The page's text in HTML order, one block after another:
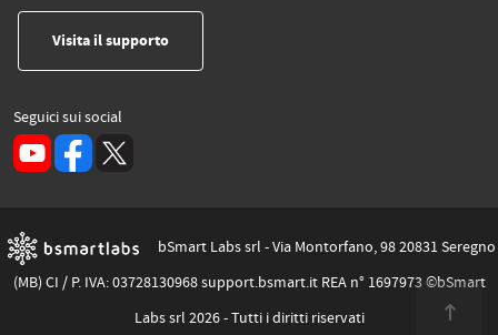
Visita il supporto(si apre in un’altra scheda)
Seguici sui social
(si apre in un’altra scheda)
bSmart Labs srl - Via Montorfano, 98 20831 Seregno
(MB) CI / P. IVA: 03728130968 support.bsmart.it REA n° 1697973 ©bSmart
Labs srl 2026 - Tutti i diritti riservati